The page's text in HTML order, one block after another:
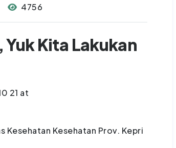
4756
Kita Lakukan
Kesehatan Kesehatan Prov. Kepri